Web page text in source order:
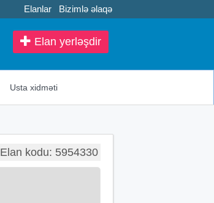
Elanlar Bizimlə əlaqə
Elan yerləşdir
Usta xidməti
Elan kodu: 5954330